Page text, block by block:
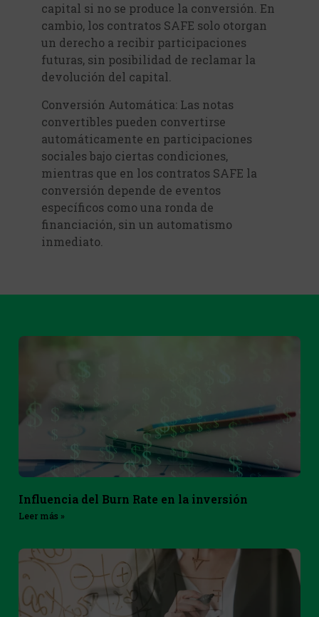
capital si no se produce la conversión. En
cambio, los contratos SAFE solo otorgan
un derecho a recibir participaciones
futuras, sin posibilidad de reclamar la
devolución del capital.
Conversión Automática: Las notas
convertibles pueden convertirse
automáticamente en participaciones
sociales bajo ciertas condiciones,
mientras que en los contratos SAFE la
conversión depende de eventos
específicos como una ronda de
financiación, sin un automatismo
inmediato.
Influencia del Burn Rate en la inversión
Leer más »